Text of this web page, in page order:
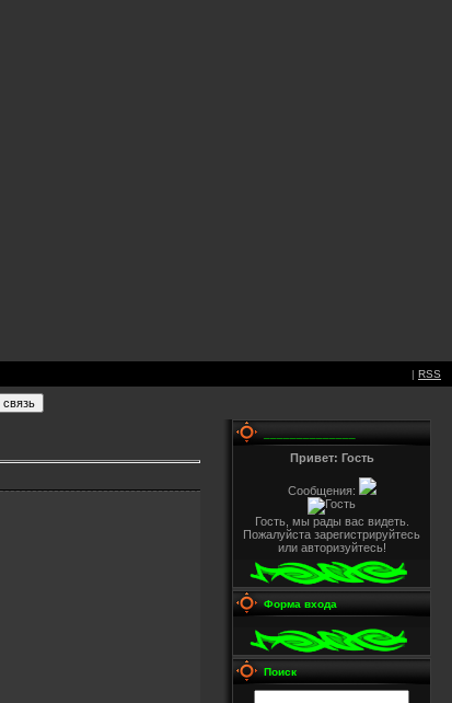
| RSS
Привет: Гость
Сообщения:
Гость, мы рады вас видеть.
Пожалуйста зарегистрируйтесь
или авторизуйтесь!
Форма входа
Поиск